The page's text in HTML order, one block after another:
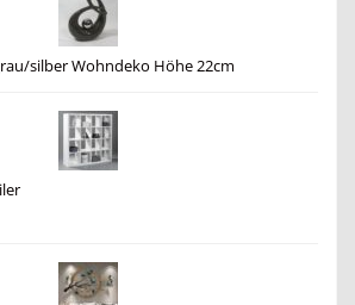
silber Wohndeko Höhe 22cm